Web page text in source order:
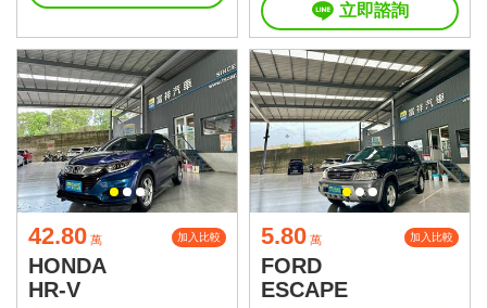
立即諮詢
42.80 萬 加入比較
HONDA
HR-V
5.80 萬 加入比較
FORD
ESCAPE